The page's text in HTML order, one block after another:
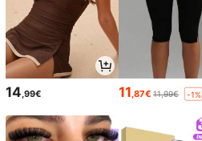
14 ,99€ 11 ,87€ 11,99€ -1%